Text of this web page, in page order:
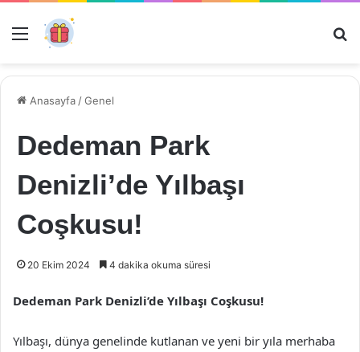
Menü
Anasayfa /Genel
Dedeman Park
Denizli’de Yılbaşı
Coşkusu!
20 Ekim 2024 4 dakika okuma süresi
Dedeman Park Denizli’de Yılbaşı Coşkusu!
Yılbaşı, dünya genelinde kutlanan ve yeni bir yıla merhaba